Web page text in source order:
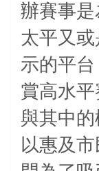
辦賽事
太平又
示的平
賞高水
與其中
以惠及